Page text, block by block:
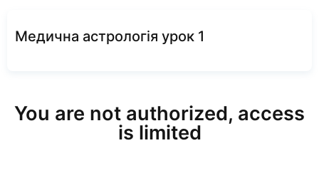
Медична астрологія урок 1
You are not authorized, access
is limited